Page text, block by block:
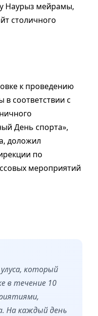
Наурыз мейрамы,
столичного
к проведению
соответствии с
День спорта»,
доложил
по
мероприятий
который
в течение 10
На каждый день